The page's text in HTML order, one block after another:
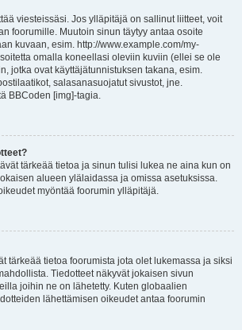
viesteissäsi. Jos ylläpitäjä on sallinut liitteet, voit
foorumille. Muutoin sinun täytyy antaa osoite
kuvaan, esim. http://www.example.com/my-
omalla koneellasi oleviin kuviin (ellei se ole
jotka ovat käyttäjätunnistuksen takana, esim.
salasanasuojatut sivustot, jne.
BBCoden [img]-tagia.
tärkeää tietoa ja sinun tulisi lukea ne aina kun on
alueen ylälaidassa ja omissa asetuksissa.
myöntää foorumin ylläpitäjä.
tärkeää tietoa foorumista jota olet lukemassa ja siksi
Tiedotteet näkyvät jokaisen sivun
joihin ne on lähetetty. Kuten globaalien
lähettämisen oikeudet antaa foorumin